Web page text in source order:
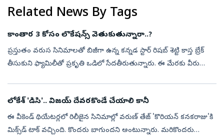
Related News By Tags
కాంతార 3 కోసం లొకేషన్స్‌ వెతుకుతున్నారా..?
ప్రస్తుతం వరుస సినిమాలతో బిజీగా ఉన్న కన్నడ స్టార్‌ రిషబ్ శెట్టి కాస్త బ్రేక్‌
తీసుకుని ఫ్యామిలీతో ప్రకృతి ఒడిలో సేదతీరుతున్నారు. ఈ మేరకు వీరు
లోకేశ్ 'డిసి'.. విజయ్ దేవరకొండే చేయాలి కానీ
ఈ వీకెండ్ థియేటర్లలో రిలీజైన సినిమాల్లో వరుణ్ తేజ్ 'కొరియన్ కనకరాజు'కి
మిక్స్‌డ్ టాక్ వచ్చింది. కొందరు బాగుందని అంటున్నారు. మరికొందరు